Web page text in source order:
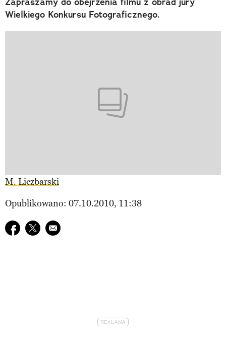
Wielkiego Konkursu Fotograficznego.
M. Liczbarski
Opublikowano: 07.10.2010, 11:38
Udostępnij na facebook
Udostępnij na twitter
E-mail do przyjaciela